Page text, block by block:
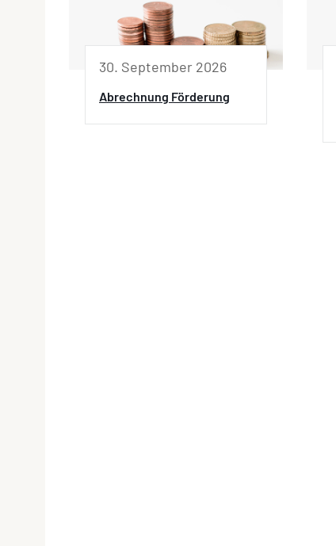
30. September 2026
Abrechnung Förderung